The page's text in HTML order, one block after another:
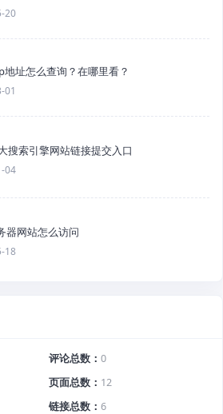
20
地址怎么查询？在哪里看？
01
搜索引擎网站链接提交入口
04
器网站怎么访问
18
评论总数
0
页面总数
12
链接总数
6